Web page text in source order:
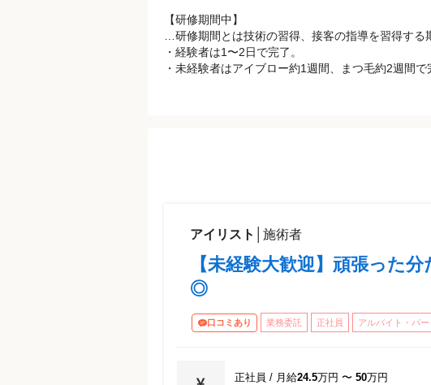
【研修期間中】
…研修期間とは技術の習得、接客の指導を習得する
・経験者は1〜2日で完了。
・未経験者はアイブロー約1週間、まつ毛約2週間で
アイリスト 施術者
【未経験大歓迎】頑張った
◎
口コミあり 業務委託 正社員 アルバイト・パー
正社員 / 月給24.5万円 〜 50万円